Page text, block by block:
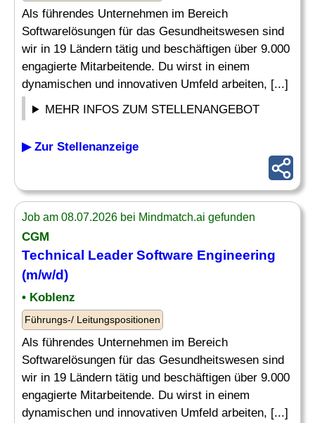
Als führendes Unternehmen im Bereich
Softwarelösungen für das Gesundheitswesen sind
wir in 19 Ländern tätig und beschäftigen über 9.000
engagierte Mitarbeitende. Du wirst in einem
dynamischen und innovativen Umfeld arbeiten, [...]
MEHR INFOS ZUM STELLENANGEBOT
▶ Zur Stellenanzeige
Job am 08.07.2026 bei Mindmatch.ai gefunden
CGM
Technical LeaderSoftware Engineering
(m/w/d)
• Koblenz
Führungs-/ Leitungspositionen
Als führendes Unternehmen im Bereich
Softwarelösungen für das Gesundheitswesen sind
wir in 19 Ländern tätig und beschäftigen über 9.000
engagierte Mitarbeitende. Du wirst in einem
dynamischen und innovativen Umfeld arbeiten, [...]